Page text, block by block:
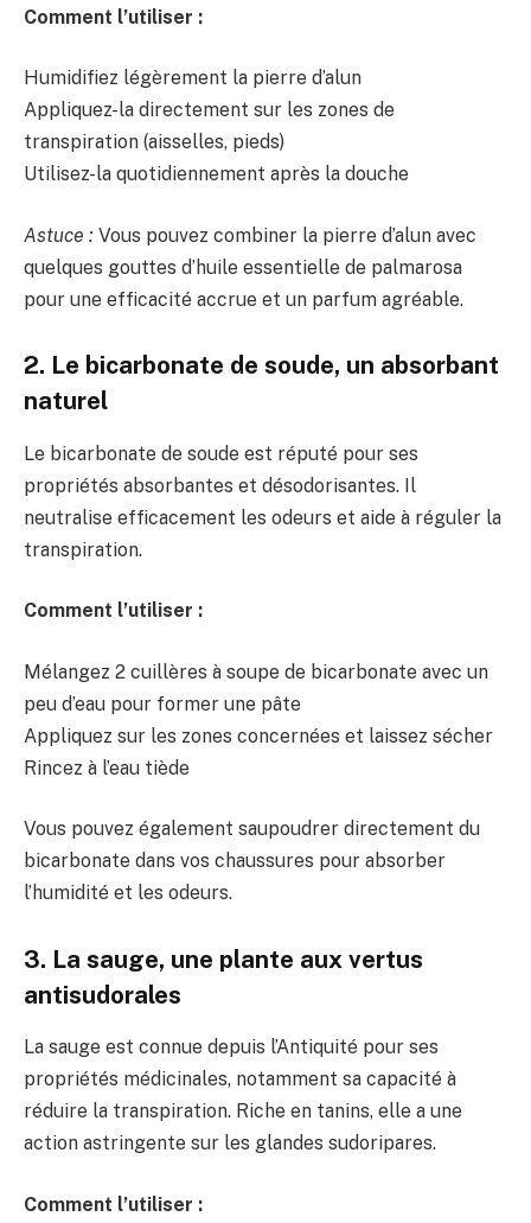
Comment l’utiliser :
Humidifiez légèrement la pierre d’alun
Appliquez-la directement sur les zones de
transpiration (aisselles, pieds)
Utilisez-la quotidiennement après la douche
Astuce : Vous pouvez combiner la pierre d’alun avec
quelques gouttes d’huile essentielle de palmarosa
pour une efficacité accrue et un parfum agréable.
2. Le bicarbonate de soude, un absorbant
naturel
Le bicarbonate de soude est réputé pour ses
propriétés absorbantes et désodorisantes. Il
neutralise efficacement les odeurs et aide à réguler la
transpiration.
Comment l’utiliser :
Mélangez 2 cuillères à soupe de bicarbonate avec un
peu d’eau pour former une pâte
Appliquez sur les zones concernées et laissez sécher
Rincez à l’eau tiède
Vous pouvez également saupoudrer directement du
bicarbonate dans vos chaussures pour absorber
l’humidité et les odeurs.
3. La sauge, une plante aux vertus
antisudorales
La sauge est connue depuis l’Antiquité pour ses
propriétés médicinales, notamment sa capacité à
réduire la transpiration. Riche en tanins, elle a une
action astringente sur les glandes sudoripares.
Comment l’utiliser :